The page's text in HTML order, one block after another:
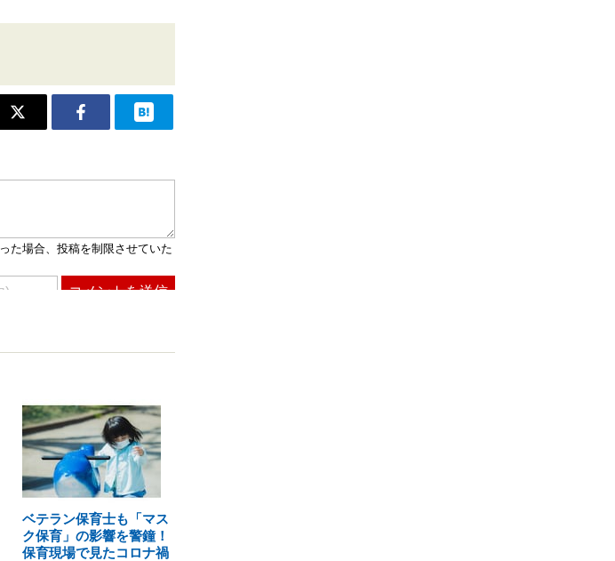
ベテラン保育士も「マス
ク保育」の影響を警鐘！
保育現場で見たコロナ禍